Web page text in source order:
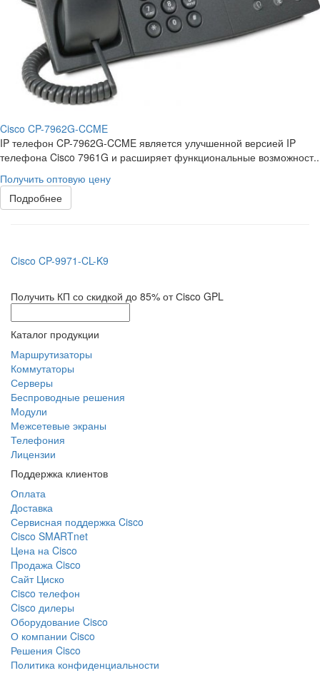
Cisco CP-7962G-CCME
IP телефон CP-7962G-CCME является улучшенной версией IP
телефона Cisco 7961G и расширяет функциональные возможност..
Получить оптовую цену
Подробнее
Cisco CP-9971-CL-K9
Получить КП со скидкой до 85% от Сisco GPL
Каталог продукции
Маршрутизаторы
Коммутаторы
Серверы
Беспроводные решения
Модули
Межсетевые экраны
Телефония
Лицензии
Поддержка клиентов
Оплата
Доставка
Сервисная поддержка Cisco
Cisco SMARTnet
Цена на Cisco
Продажа Cisco
Сайт Циско
Сisco телефон
Cisco дилеры
Оборудование Cisco
О компании Cisco
Решения Cisco
Политика конфиденциальности